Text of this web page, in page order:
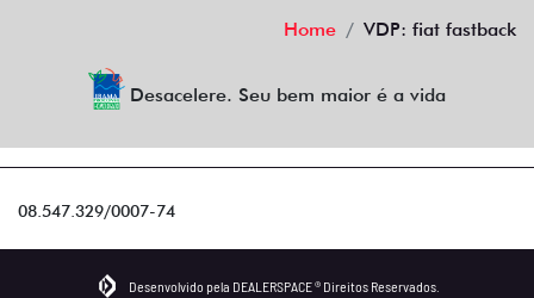
Home VDP: fiat fastback
Desacelere. Seu bem maior é a vida
08.547.329/0007-74
Desenvolvido pela DEALERSPACE ® Direitos Reservados.